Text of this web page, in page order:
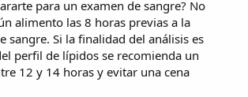
para un examen de sangre? No
alimento las 8 horas previas a la
sangre. Si la finalidad del análisis es
perfil de lípidos se recomienda un
12 y 14 horas y evitar una cena